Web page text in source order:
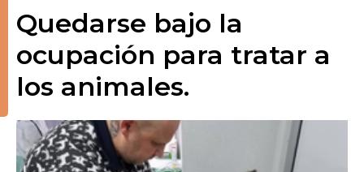
Quedarse bajo la
ocupación para tratar a
los animales.